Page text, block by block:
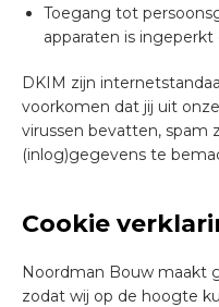
Toegang tot
apparaten is
DKIM zijn
voorkomen dat jij uit
virussen bevatten, spam
(inlog)gegevens te
Cookie
Noordman Bouw maakt
zodat wij op de hoogte